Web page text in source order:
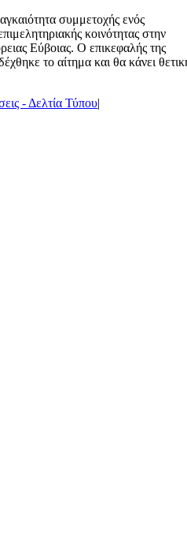
συμμετοχής ενός
κοινότητας στην
Εύβοιας. Ο επικεφαλής της
το αίτημα και θα κάνει
- Δελτία Τύπου|